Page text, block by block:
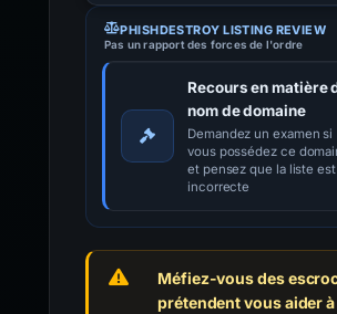
PHISHDESTROY LISTING REVIEW
Pas un rapport des forces de l'ordre
Recours en matière
nom de domaine
Demandez un examen si
vous possédez ce
et pensez que la liste est
incorrecte
Méfiez-vous des
prétendent vous aider à